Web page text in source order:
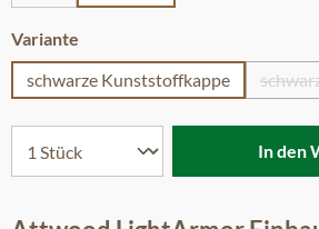
Variante
schwarze Kunststoffkappe
In den